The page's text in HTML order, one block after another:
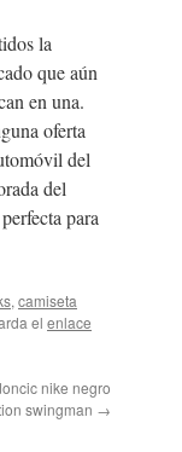
la
que aún
en una.
oferta
del
del
para
, camiseta
el enlace
nike negro
swingman →